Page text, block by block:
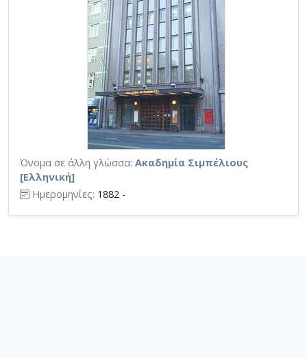
Όνομα σε άλλη γλώσσα: Ακαδημία Σιμπέλιους
[Ελληνική]
Ημερομηνίες: 1882 -